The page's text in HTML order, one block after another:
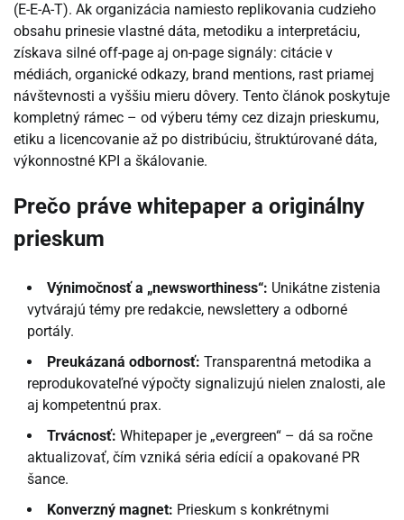
(E-E-A-T). Ak organizácia namiesto replikovania cudzieho
obsahu prinesie vlastné dáta, metodiku a interpretáciu,
získava silné off-page aj on-page signály: citácie v
médiách, organické odkazy, brand mentions, rast priamej
návštevnosti a vyššiu mieru dôvery. Tento článok poskytuje
kompletný rámec – od výberu témy cez dizajn prieskumu,
etiku a licencovanie až po distribúciu, štruktúrované dáta,
výkonnostné KPI a škálovanie.
Prečo práve whitepaper a originálny
prieskum
Výnimočnosť a „newsworthiness“: Unikátne zistenia
vytvárajú témy pre redakcie, newslettery a odborné
portály.
Preukázaná odbornosť: Transparentná metodika a
reprodukovateľné výpočty signalizujú nielen znalosti, ale
aj kompetentnú prax.
Trvácnosť: Whitepaper je „evergreen“ – dá sa ročne
aktualizovať, čím vzniká séria edícií a opakované PR
šance.
Konverzný magnet: Prieskum s konkrétnymi